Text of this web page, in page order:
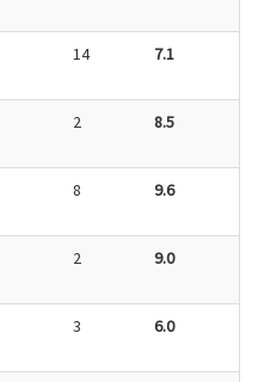
14 7.1
2 8.5
8 9.6
2 9.0
3 6.0